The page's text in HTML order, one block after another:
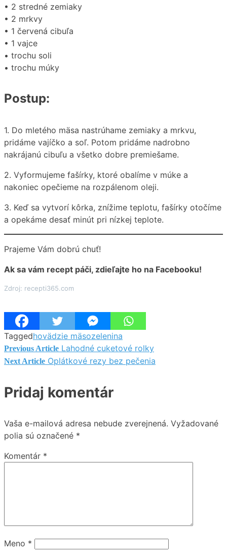
• 2 stredné zemiaky
• 2 mrkvy
• 1 červená cibuľa
• 1 vajce
• trochu soli
• trochu múky
Postup:
1. Do mletého mäsa nastrúhame zemiaky a mrkvu,
pridáme vajíčko a soľ. Potom pridáme nadrobno
nakrájanú cibuľu a všetko dobre premiešame.
2. Vyformujeme fašírky, ktoré obalíme v múke a
nakoniec opečieme na rozpálenom oleji.
3. Keď sa vytvorí kôrka, znížime teplotu, fašírky otočíme
a opekáme desať minút pri nízkej teplote.
Prajeme Vám dobrú chuť!
Ak sa vám recept páči, zdieľajte ho na Facebooku!
Zdroj: recepti365.com
Taggedhovädzie mäsozelenina
Navigácia
článku
Previous Article Lahodné cuketové rolky
Next Article Oplátkové rezy bez pečenia
Pridaj komentár
Vaša e-mailová adresa nebude zverejnená. Vyžadované
polia sú označené *
Komentár *
Meno *